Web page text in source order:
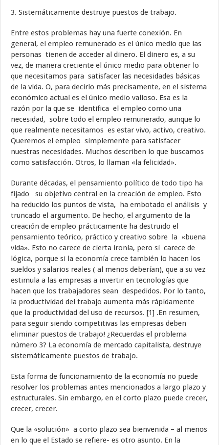
3. Sistemáticamente destruye puestos de trabajo.
Entre estos problemas hay una fuerte conexión. En
general, el empleo remunerado es el único medio que las
personas tienen de acceder al dinero. El dinero es, a su
vez, de manera creciente el único medio para obtener lo
que necesitamos para satisfacer las necesidades básicas
de la vida. O, para decirlo más precisamente, en el sistema
económico actual es el único medio valioso. Esa es la
razón por la que se identifica el empleo como una
necesidad, sobre todo el empleo remunerado, aunque lo
que realmente necesitamos es estar vivo, activo, creativo.
Queremos el empleo simplemente para satisfacer
nuestras necesidades. Muchos describen lo que buscamos
como satisfacción. Otros, ​lo llaman «la felicidad».
Durante décadas, el pensamiento político de todo tipo ha
fijado su objetivo central en la creación de empleo. Esto
ha reducido los puntos de vista, ha embotado el análisis y
truncado el argumento. De hecho, el argumento de la
creación de empleo prácticamente ha destruido el
pensamiento teórico, práctico y creativo sobre la «buena
vida». Esto no carece de cierta ironía, pero si carece de
lógica, porque si la economía crece también lo hacen los
sueldos y salarios reales ( al menos deberían), que a su vez
estimula a las empresas a invertir en tecnologías que
hacen que los trabajadores sean despedidos. Por lo tanto,
la productividad del trabajo aumenta más rápidamente
que la productividad del uso de recursos. [1] .En resumen,
para seguir siendo competitivas las empresas deben
eliminar puestos de trabajo! ¿Recuerdas el problema
número 3? La economía de mercado capitalista, destruye
sistemáticamente puestos de trabajo.
Esta forma de funcionamiento de la economía no puede
resolver los problemas antes mencionados a largo plazo y
estructurales. Sin embargo, en el corto plazo puede crecer,
crecer, crecer.
Que la «solución» a corto plazo sea bienvenida – al menos
en lo que el Estado se refiere- es otro asunto. En la